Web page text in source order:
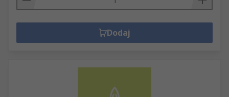
Dodaj